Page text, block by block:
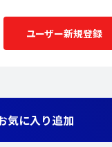
ユーザー新規登録
気に入り追加